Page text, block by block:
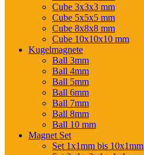
Cube 3x3x3 mm
Cube 5x5x5 mm
Cube 8x8x8 mm
Cube 10x10x10 mm
Kugelmagnete
Ball 3mm
Ball 4mm
Ball 5mm
Ball 6mm
Ball 7mm
Ball 8mm
Ball 10 mm
Magnet Set
Set 1x1mm bis 10x1mm